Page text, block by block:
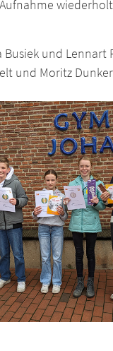
und Lennart
und Moritz